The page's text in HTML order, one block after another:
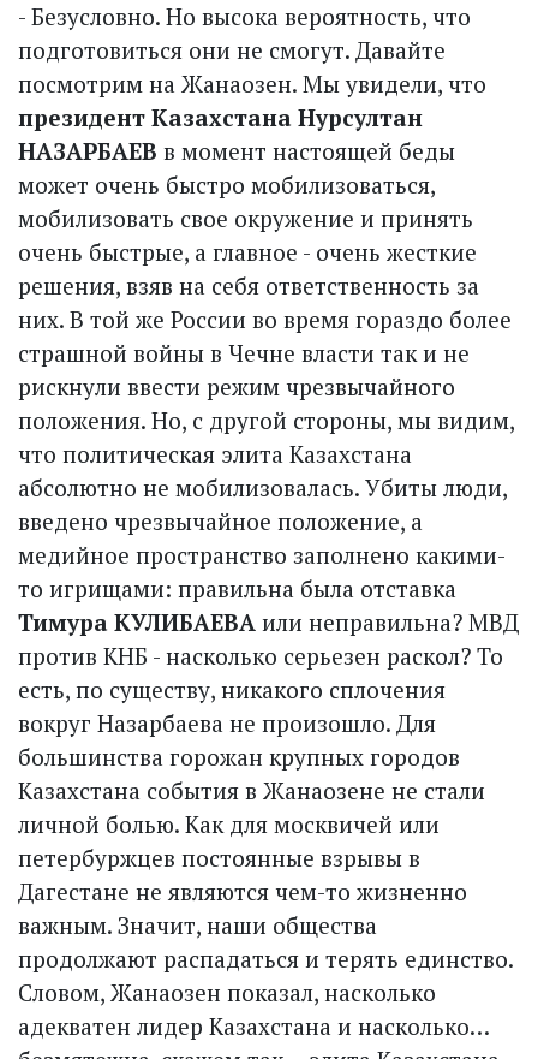
- Безусловно. Но высока вероятность, что
подготовиться они не смогут. Давайте
посмотрим на Жанаозен. Мы увидели, что
президент Казахстана Нурсултан
НАЗАРБАЕВ в момент настоящей беды
может очень быстро мобилизоваться,
мобилизовать свое окружение и принять
очень быстрые, а главное - очень жесткие
решения, взяв на себя ответственность за
них. В той же России во время гораздо более
страшной войны в Чечне власти так и не
рискнули ввести режим чрезвычайного
положения. Но, с другой стороны, мы видим,
что политическая элита Казахстана
абсолютно не мобилизовалась. Убиты люди,
введено чрезвычайное положение, а
медийное пространство заполнено какими-
то игрищами: правильна была отставка
Тимура КУЛИБАЕВА или неправильна? МВД
против КНБ - насколько серьезен раскол? То
есть, по существу, никакого сплочения
вокруг Назарбаева не произошло. Для
большинства горожан крупных городов
Казахстана события в Жанаозене не стали
личной болью. Как для москвичей или
петербуржцев постоянные взрывы в
Дагестане не являются чем-то жизненно
важным. Значит, наши общества
продолжают распадаться и терять единство.
Словом, Жанаозен показал, насколько
адекватен лидер Казахстана и насколько…